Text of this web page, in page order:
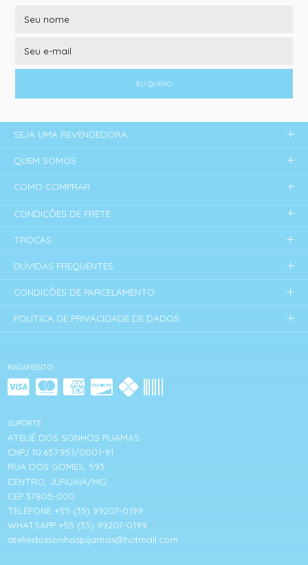
EU QUERO
PAGAMENTO
SUPORTE
ATELIÊ DOS SONHOS PIJAMAS
CNPJ 10.657.951/0001-91
RUA DOS GOMES, 593
CENTRO, JURUAIA/MG
CEP 37805-000
TELEFONE +55 (35) 99207-0199
WHATSAPP +55 (35) 99207-0199
ateliedossonhospijamas@hotmail.com
SEJA UMA REVENDEDORA
QUEM SOMOS
COMO COMPRAR
CONDIÇÕES DE FRETE
TROCAS
DÚVIDAS FREQUENTES
CONDIÇÕES DE PARCELAMENTO
POLÍTICA DE PRIVACIDADE DE DADOS